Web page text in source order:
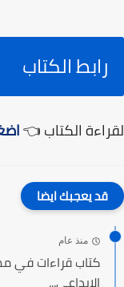
رابط الكتاب
لقراءة الكتاب 👈
قد يعجبك ايضا
منذ عام
كتاب قراءات في